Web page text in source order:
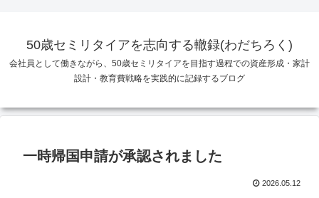
50歳セミリタイアを志向する轍録(わだちろく)
会社員として働きながら、50歳セミリタイアを目指す過程での資産形成・家計
設計・教育費戦略を実践的に記録するブログ
一時帰国申請が承認されました
2026.05.12